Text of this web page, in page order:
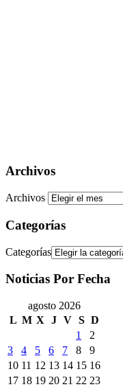
Archivos
Archivos
Categorías
Categorías
Noticias Por Fecha
agosto 2026
L M X J V S D
1
2
3
4 5 6 7 8
9
10 11 12 13 14 15 16
17 18 19 20 21 22 23